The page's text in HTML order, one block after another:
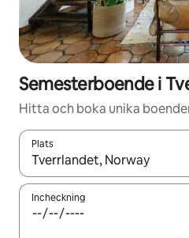
Semesterboende i
Hitta och boka unika
Plats
När resultaten är tillgängliga
Incheckning